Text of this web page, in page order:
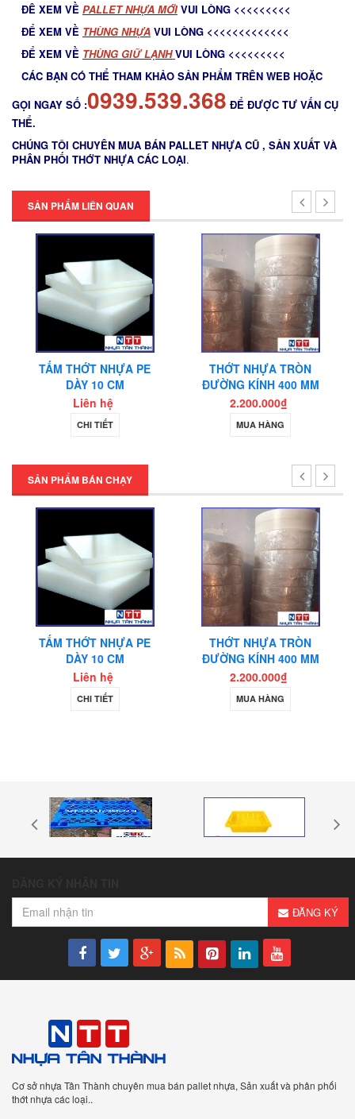
ĐÊ XEM VỀ PALLET NHỰA MỚI VUI LÒNG <<<<<<<<<
ĐỂ XEM VỀ THÙNG NHỰA VUI LÒNG <<<<<<<<<<<<<
ĐỂ XEM VỀ THÙNG GIỮ LẠNH VUI LÒNG <<<<<<<<<
CÁC BẠN CÓ THỂ THAM KHẢO SẢN PHẨM TRÊN WEB HOẶC
GỌI NGAY SỐ :0939.539.368 ĐỂ ĐƯỢC TƯ VẤN CỤ
THỂ.
CHÚNG TÔI CHUYÊN MUA BÁN PALLET NHỰA CŨ , SẢN XUẤT VÀ
PHÂN PHỐI THỚT NHỰA CÁC LOẠI.
SẢN PHẨM LIÊN QUAN
TẤM THỚT NHỰA PE
DÀY 10 CM
Liên hệ
CHI TIẾT
THỚT NHỰA TRÒN
ĐƯỜNG KÍNH 400 MM
2.200.000₫
MUA HÀNG
SẢN PHẨM BÁN CHẠY
TẤM THỚT NHỰA PE
DÀY 10 CM
Liên hệ
CHI TIẾT
THỚT NHỰA TRÒN
ĐƯỜNG KÍNH 400 MM
2.200.000₫
MUA HÀNG
ĐĂNG KÝ
Cơ sở nhựa Tân Thành chuyên mua bán pallet nhựa, Sản xuất và phân phối
thớt nhựa các loại..